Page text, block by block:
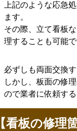
上記のような応急
ます。
その際、立て看板
理することも可能で
必ずしも両面交換
しかし、板面の修
ので業者に依頼す
【看板の修理